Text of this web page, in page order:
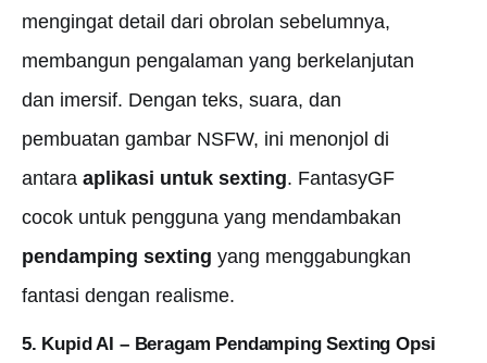
mengingat detail dari obrolan sebelumnya,
membangun pengalaman yang berkelanjutan
dan imersif. Dengan teks, suara, dan
pembuatan gambar NSFW, ini menonjol di
antara aplikasi untuk sexting. FantasyGF
cocok untuk pengguna yang mendambakan
pendamping sexting yang menggabungkan
fantasi dengan realisme.
5. Kupid AI – Beragam Pendamping Sexting Opsi